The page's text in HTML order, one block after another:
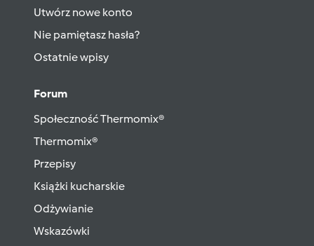
Utwórz nowe konto
Nie pamiętasz hasła?
Ostatnie wpisy
Forum
Społeczność Thermomix®
Thermomix®
Przepisy
Książki kucharskie
Odżywianie
Wskazówki